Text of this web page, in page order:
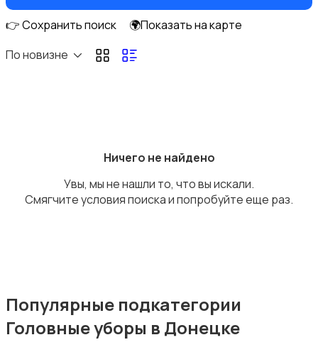
Верхняя одежда
Головные уборы
👉 Сохранить поиск
🌍Показать на карте
По новизне
Ничего не найдено
Увы, мы не нашли то, что вы искали.
Смягчите условия поиска и попробуйте еще раз.
Популярные подкатегории
Головные уборы в Донецке